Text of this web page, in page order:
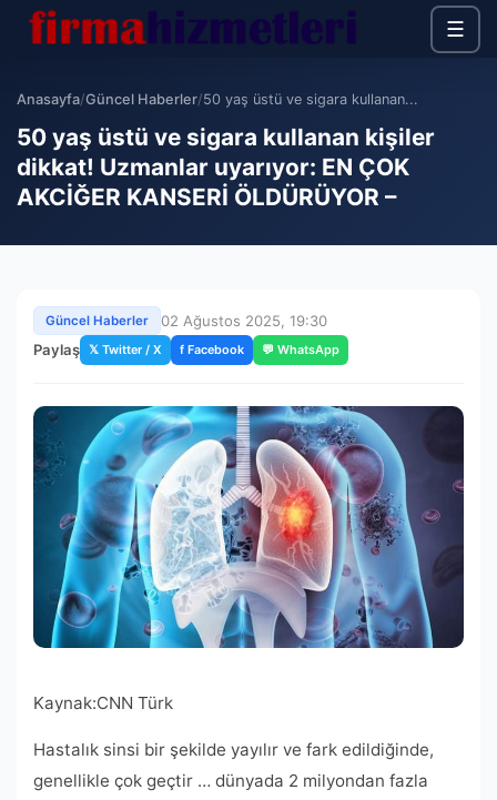
☰
Anasayfa/Güncel Haberler/50 yaş üstü ve sigara kullanan...
50 yaş üstü ve sigara kullanan kişiler
dikkat! Uzmanlar uyarıyor: EN ÇOK
AKCİĞER KANSERİ ÖLDÜRÜYOR –
Güncel Haberler
02 Ağustos 2025, 19:30
Paylaş 𝕏 Twitter / X f Facebook 💬 WhatsApp
Kaynak:CNN Türk
Hastalık sinsi bir şekilde yayılır ve fark edildiğinde,
genellikle çok geçtir … dünyada 2 milyondan fazla